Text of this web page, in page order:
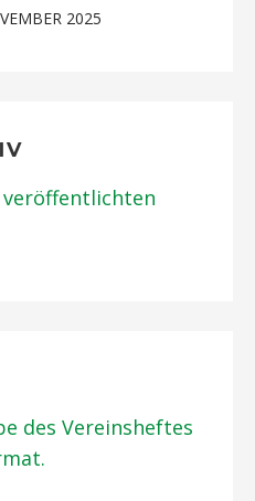
2025
des Vereinsheftes